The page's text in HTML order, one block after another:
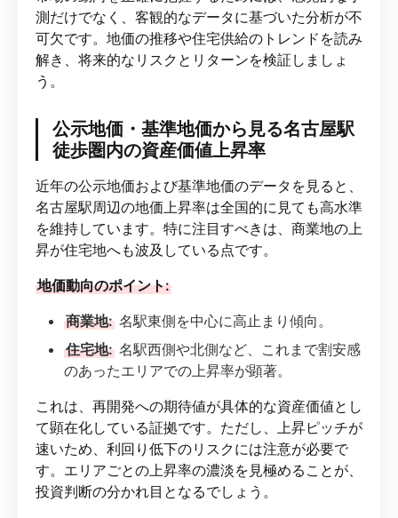
測だけでなく、客観的なデータに基づいた分析が不
可欠です。地価の推移や住宅供給のトレンドを読み
解き、将来的なリスクとリターンを検証しましょ
う。
公示地価・基準地価から見る名古屋駅
徒歩圏内の資産価値上昇率
近年の公示地価および基準地価のデータを見ると、
名古屋駅周辺の地価上昇率は全国的に見ても高水準
を維持しています。特に注目すべきは、商業地の上
昇が住宅地へも波及している点です。
地価動向のポイント:
商業地: 名駅東側を中心に高止まり傾向。
住宅地: 名駅西側や北側など、これまで割安感
のあったエリアでの上昇率が顕著。
これは、再開発への期待値が具体的な資産価値とし
て顕在化している証拠です。ただし、上昇ピッチが
速いため、利回り低下のリスクには注意が必要で
す。エリアごとの上昇率の濃淡を見極めることが、
投資判断の分かれ目となるでしょう。